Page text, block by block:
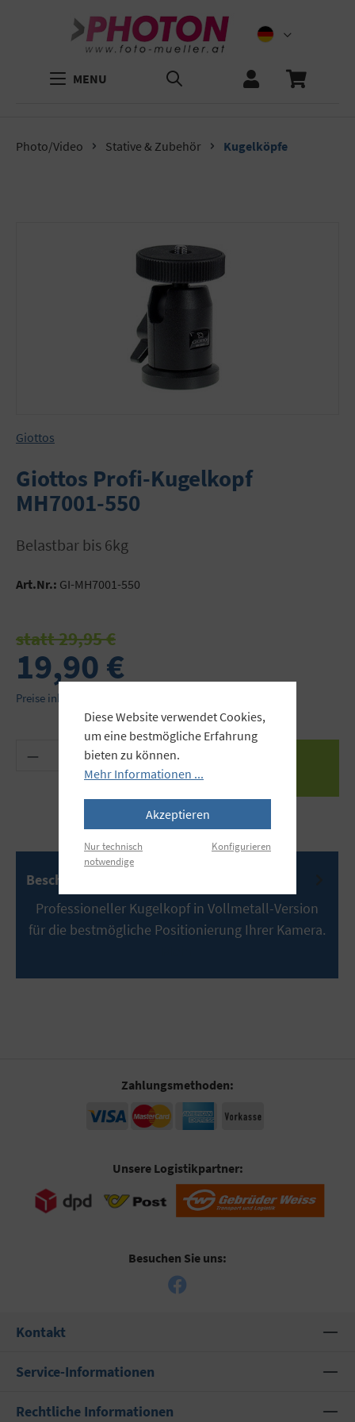
MENU
Photo/Video Stative & Zubehör Kugelköpfe
Giottos
Giottos Profi-Kugelkopf
MH7001-550
belastbar bis 6kg
Art.Nr.: GI-MH7001-550
statt 29,95 €
19,90 €
Preise inkl. MwSt. zzgl. Versandkosten
Produkt Anzahl: Gib den gewünschten Wert
Beschreibung
Professioneller Kugelkopf in Vollmetall-Version
für die bestmögliche Positionierung Ihrer Kamera.
Zahlungsmethoden:
Unsere Logistikpartner:
Besuchen Sie uns:
Kontakt
Service-Informationen
Rechtliche Informationen
Diese Website verwendet Cookies,
um eine bestmögliche Erfahrung
bieten zu können.
Mehr Informationen ...
Akzeptieren
Nur technisch
notwendige
Konfigurieren